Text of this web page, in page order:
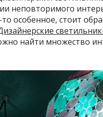
неповторимого
особенное, стоит
найти множество